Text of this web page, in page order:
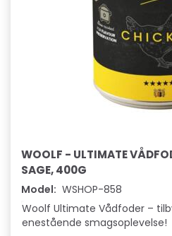
WOOLF - ULTIMATE
SAGE, 400G
Model: WSHOP-858
Woolf Ultimate Vådfoder –
enestående smagsoplevelse!